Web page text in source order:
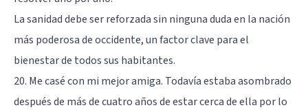
La sanidad debe ser reforzada sin ninguna duda en la nación
más poderosa de occidente, un factor clave para el
bienestar de todos sus habitantes.
20. Me casé con mi mejor amiga. Todavía estaba asombrado
después de más de cuatro años de estar cerca de ella por lo